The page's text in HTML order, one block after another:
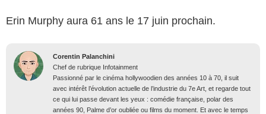
Erin Murphy aura 61 ans le 17 juin prochain.
Corentin Palanchini
Chef de rubrique Infotainment
Passionné par le cinéma hollywoodien des années 10 à 70, il suit
avec intérêt l’évolution actuelle de l’industrie du 7e Art, et regarde tout
ce qui lui passe devant les yeux : comédie française, polar des
années 90, Palme d’or oubliée ou films du moment. Et avec le temps